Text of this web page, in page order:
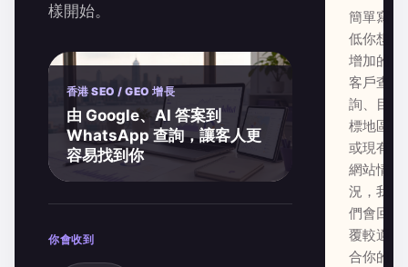
樣開始。
香港 SEO / GEO 增長
由 Google、AI 答案到
WhatsApp 查詢，讓客人更
容易找到你
你會收到
簡單寫
低你想
增加的
客戶查
詢、目
標地區
或現有
網站情
況，我
們會回
覆較適
合你的